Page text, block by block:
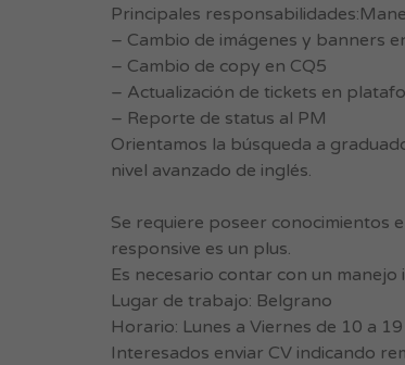
Principales
– Cambio de imágenes y banners
– Cambio de copy en CQ5
– Actualización de tickets en
– Reporte de status al PM
Orientamos la búsqueda a
nivel avanzado de inglés.
Se requiere poseer conocimientos
responsive es un plus.
Es necesario contar con un
Lugar de trabajo: Belgrano
Horario: Lunes a Viernes de 10 a
Interesados enviar CV indicando